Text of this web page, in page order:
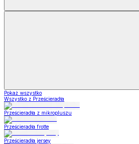
Pokaż wszystko
Wszystko z Prześcieradła
Prześcieradła z mikropluszu
Prześcieradła frotte
Prześcieradła jersey